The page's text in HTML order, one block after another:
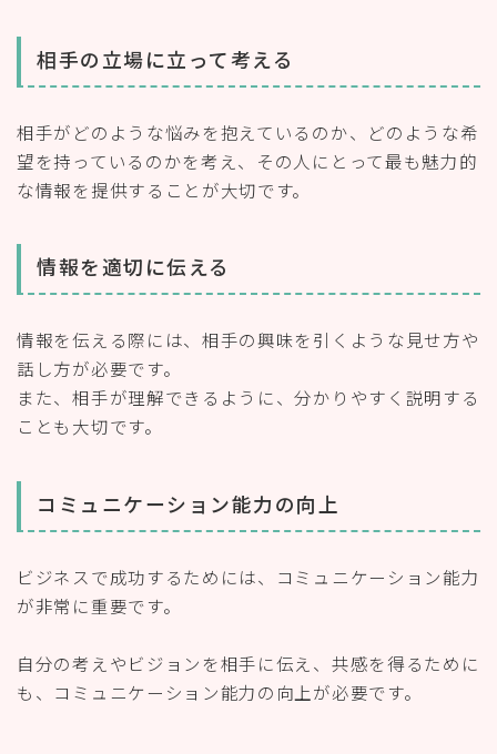
相手の立場に立って考える
相手がどのような悩みを抱えているのか、どのような希
望を持っているのかを考え、その人にとって最も魅力的
な情報を提供することが大切です。
情報を適切に伝える
情報を伝える際には、相手の興味を引くような見せ方や
話し方が必要です。
また、相手が理解できるように、分かりやすく説明する
ことも大切です。
コミュニケーション能力の向上
ビジネスで成功するためには、コミュニケーション能力
が非常に重要です。
自分の考えやビジョンを相手に伝え、共感を得るために
も、コミュニケーション能力の向上が必要です。